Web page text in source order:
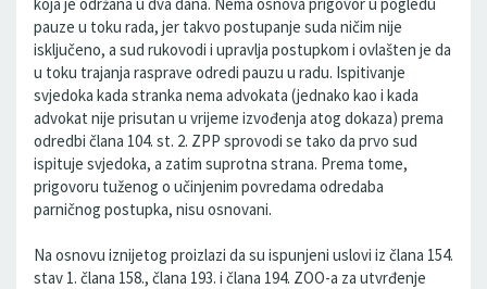
pauze u toku rada, jer takvo postupanje suda ničim nije
isključeno, a sud rukovodi i upravlja postupkom i ovlašten je da
u toku trajanja rasprave odredi pauzu u radu. Ispitivanje
svjedoka kada stranka nema advokata (jednako kao i kada
advokat nije prisutan u vrijeme izvođenja atog dokaza) prema
odredbi člana 104. st. 2. ZPP sprovodi se tako da prvo sud
ispituje svjedoka, a zatim suprotna strana. Prema tome,
prigovoru tuženog o učinjenim povredama odredaba
parničnog postupka, nisu osnovani.
Na osnovu iznijetog proizlazi da su ispunjeni uslovi iz člana 154.
stav 1. člana 158., člana 193. i člana 194. ZOO-a za utvrđenje